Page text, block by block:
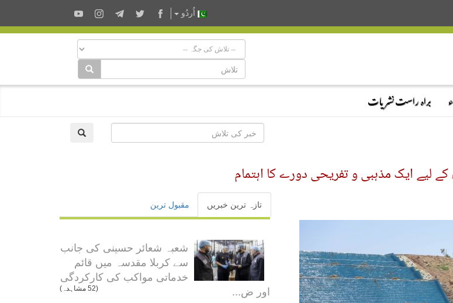
اُردُو
براہ راست نشریات
لیے ایک مذہبی و تفریحی دورے کا اہتمام
تازہ ترین خبریں مقبول ترین
شعبہ شعائر حسینی کی جانب
سے کربلا مقدسہ میں قائم
خدماتی مواکب کی کارکردگی
اور ض...
(52 مشاہدہ)